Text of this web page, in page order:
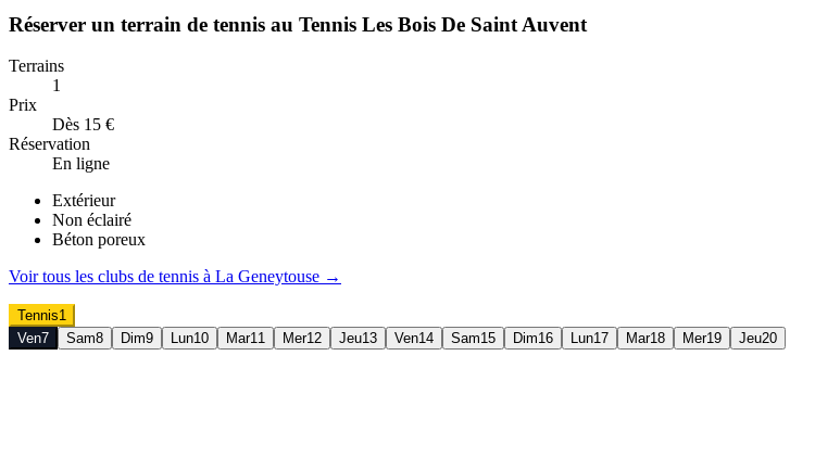
Réserver un terrain de tennis au Tennis Les Bois De Saint Auvent
Terrains
1
Prix
Dès 15 €
Réservation
En ligne
Extérieur
Non éclairé
Béton poreux
Voir tous les clubs de tennis à La Geneytouse →
Tennis1
Ven7 Sam8 Dim9 Lun10 Mar11 Mer12 Jeu13 Ven14 Sam15 Dim16 Lun17 Mar18 Mer19 Jeu20